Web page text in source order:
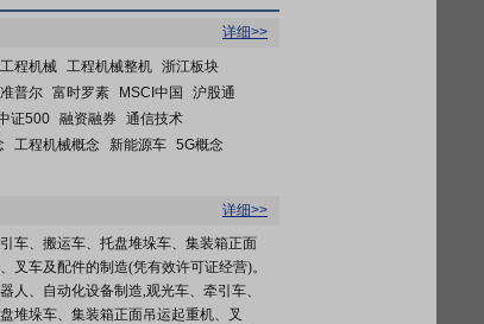
详细>>
工程机械 工程机械整机 浙江板块
普尔 富时罗素 MSCI中国
沪股通
证500 融资融券 通信技术
工程机械概念 新能源车 5G概念
详细>>
车、搬运车、托盘堆垛车、集装箱正面
叉车及配件的制造(凭有效许可证经营)。
人、自动化设备制造,观光车、牵引车、
堆垛车、集装箱正面吊运起重机、叉